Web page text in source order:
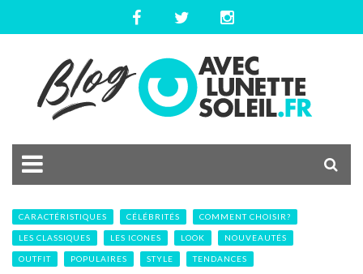
CARACTÉRISTIQUES CÉLÉBRITÉS COMMENT CHOISIR?
LES CLASSIQUES LES ICONES LOOK NOUVEAUTÉS
OUTFIT POPULAIRES STYLE TENDANCES